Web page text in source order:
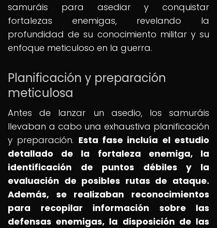
samuráis para asediar y conquistar
fortalezas enemigas, revelando la
profundidad de su conocimiento militar y su
enfoque meticuloso en la guerra.
Planificación y preparación
meticulosa
Antes de lanzar un asedio, los samuráis
llevaban a cabo una exhaustiva planificación
y preparación. Esta fase incluía el estudio
detallado de la fortaleza enemiga, la
identificación de puntos débiles y la
evaluación de posibles rutas de ataque.
Además, se realizaban reconocimientos
para recopilar información sobre las
defensas enemigas, la disposición de las